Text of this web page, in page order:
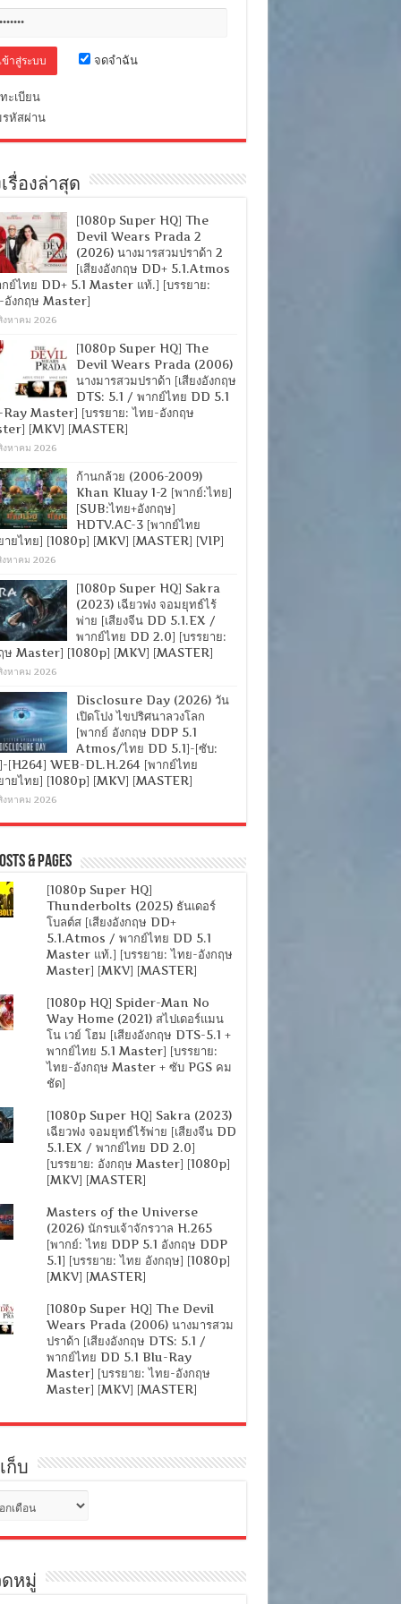
จดจำฉัน
ะเบียน
หัสผ่าน
รื่องล่าสุด
[1080p Super HQ] The
Devil Wears Prada 2
(2026) นางมารสวมปราด้า 2
[เสียงอังกฤษ DD+ 5.1.Atmos
ย์ไทย DD+ 5.1 Master แท้.] [บรรยาย:
อังกฤษ Master]
งหาคม 2026
[1080p Super HQ] The
Devil Wears Prada (2006)
นางมารสวมปราด้า [เสียงอังกฤษ
DTS: 5.1 / พากย์ไทย DD 5.1
Master] [บรรยาย: ไทย-อังกฤษ
[MKV] [MASTER]
งหาคม 2026
ก้านกล้วย (2006-2009)
Khan Kluay 1-2 [พากย์:ไทย]
[SUB:ไทย+อังกฤษ]
HDTV.AC-3 [พากย์ไทย
ายไทย] [1080p] [MKV] [MASTER] [VIP]
งหาคม 2026
[1080p Super HQ] Sakra
(2023) เฉียวฟง จอมยุทธ์ไร้
พ่าย [เสียงจีน DD 5.1.EX /
พากย์ไทย DD 2.0] [บรรยาย:
ษ Master] [1080p] [MKV] [MASTER]
งหาคม 2026
Disclosure Day (2026) วัน
เปิดโปง ไขปริศนาลวงโลก
[พากย์ อังกฤษ DDP 5.1
Atmos/ไทย DD 5.1]-[ซับ:
[H264] WEB-DL.H.264 [พากย์ไทย
ายไทย] [1080p] [MKV] [MASTER]
งหาคม 2026
& Pages
[1080p Super HQ]
Thunderbolts (2025) ธันเดอร์
โบลต์ส [เสียงอังกฤษ DD+
5.1.Atmos / พากย์ไทย DD 5.1
Master แท้.] [บรรยาย: ไทย-อังกฤษ
Master] [MKV] [MASTER]
[1080p HQ] Spider-Man No
Way Home (2021) สไปเดอร์แมน
โน เวย์ โฮม [เสียงอังกฤษ DTS-5.1 +
พากย์ไทย 5.1 Master] [บรรยาย:
ไทย-อังกฤษ Master + ซับ PGS คม
ชัด]
[1080p Super HQ] Sakra (2023)
เฉียวฟง จอมยุทธ์ไร้พ่าย [เสียงจีน DD
5.1.EX / พากย์ไทย DD 2.0]
[บรรยาย: อังกฤษ Master] [1080p]
[MKV] [MASTER]
Masters of the Universe
(2026) นักรบเจ้าจักรวาล H.265
[พากย์: ไทย DDP 5.1 อังกฤษ DDP
5.1] [บรรยาย: ไทย อังกฤษ] [1080p]
[MKV] [MASTER]
[1080p Super HQ] The Devil
Wears Prada (2006) นางมารสวม
ปราด้า [เสียงอังกฤษ DTS: 5.1 /
พากย์ไทย DD 5.1 Blu-Ray
Master] [บรรยาย: ไทย-อังกฤษ
Master] [MKV] [MASTER]
ก็บ
หมู่